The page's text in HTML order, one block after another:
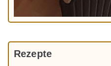
Rezepte